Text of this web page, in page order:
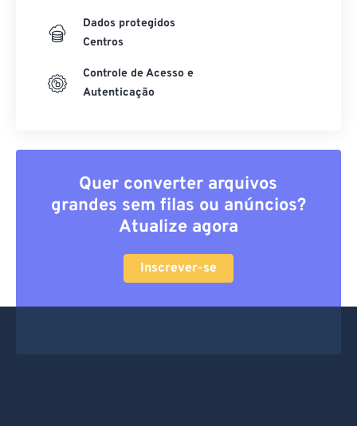
Dados protegidos
Centros
Controle de Acesso e
Autenticação
Quer converter arquivos
grandes sem filas ou anúncios?
Atualize agora
Inscrever-se